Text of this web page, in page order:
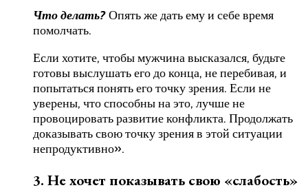
Что делать?Опять же дать ему и себе время
помолчать.
Если хотите, чтобы мужчина высказался, будьте
готовы выслушать его до конца, не перебивая, и
попытаться понять его точку зрения. Если не
уверены, что способны на это, лучше не
провоцировать развитие конфликта. Продолжать
доказывать свою точку зрения в этой ситуации
непродуктивно».
3. Не хочет показывать свою «слабость»